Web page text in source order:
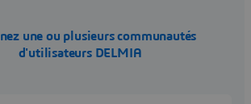
une ou plusieurs communautés
d'utilisateurs DELMIA